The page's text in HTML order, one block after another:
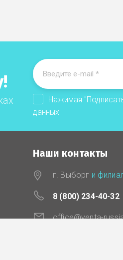
Нажимая
данных
Наши контакты
г. Выборг и
8 (800) 234-40-32
office@venta-